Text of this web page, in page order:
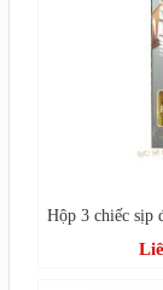
Hộp 3 chiếc sịp